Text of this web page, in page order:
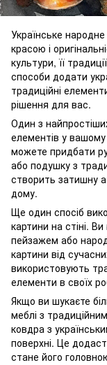
Українське
красою і
культури, її
способи додати
традиційні
рішення для вас.
Один з
елементів у
можете придбати
або подушку з
створить затишну
дому.
Ще один спосіб
картини на стіні.
пейзажем або
картини від
використовують
елементи в своїх
Якщо ви шукаєте
меблі з
ковдра з
поверхні. Це
стане його